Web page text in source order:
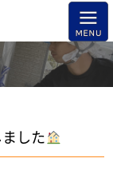
した